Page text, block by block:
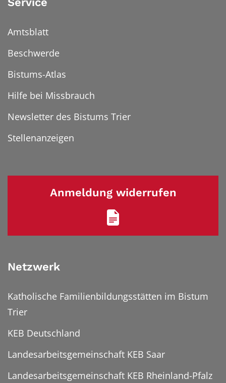
Amtsblatt
Beschwerde
Bistums-Atlas
Hilfe bei Missbrauch
Newsletter des Bistums Trier
Stellenanzeigen
Anmeldung widerrufen
Netzwerk
Katholische Familienbildungsstätten im Bistum
Trier
KEB Deutschland
Landesarbeitsgemeinschaft KEB Saar
Landesarbeitsgemeinschaft KEB Rheinland-Pfalz